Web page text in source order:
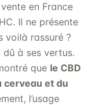
en France
Il ne présente
voilà rassuré ?
à ses vertus.
que le CBD
et du
l’usage